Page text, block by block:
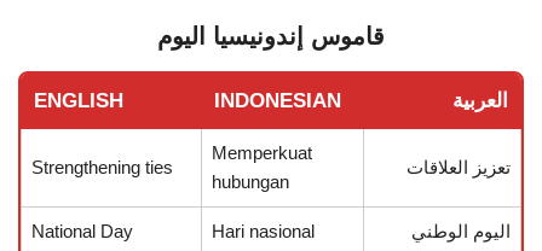
قاموس إندونيسيا اليوم
العربية INDONESIAN
ENGLISH
تعزيز العلاقات
Memperkuat
hubungan
Strengthening ties
اليوم الوطني Hari nasional
National Day